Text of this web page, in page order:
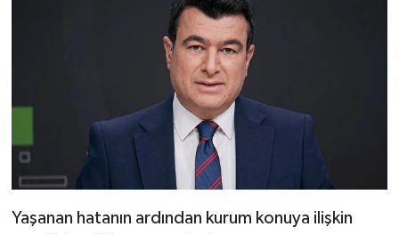
Yaşanan hatanın ardından kurum konuya ilişkin